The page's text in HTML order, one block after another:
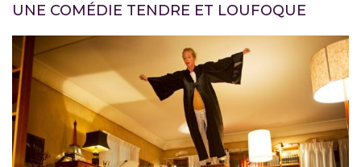
UNE COMÉDIE TENDRE ET LOUFOQUE